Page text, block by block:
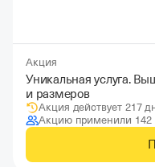
Акция
Уникальная услуга.
и размеров
Акция действует 217
Акцию применили 142